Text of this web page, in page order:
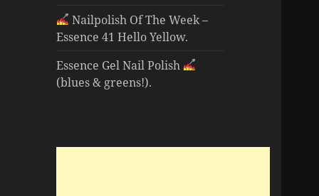
Nailpolish Of The Week –
Essence 41 Hello Yellow.
Essence Gel Nail Polish
(blues & greens!).